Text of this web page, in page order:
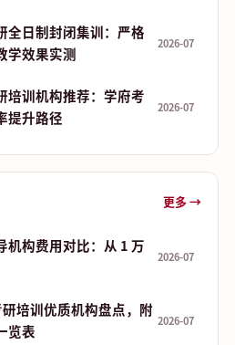
全日制封闭集训：严格
学效果实测
2026-07
培训机构推荐：学府考
提升路径
2026-07
更多 →
机构费用对比：从 1 万
2026-07
培训优质机构盘点，附
览表
2026-07